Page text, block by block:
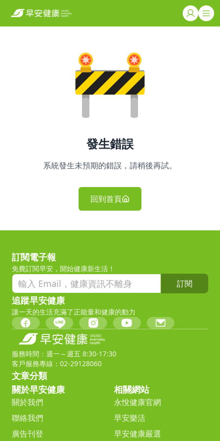
發生錯誤
系統發生未預期的錯誤，請稍後再試。
回到首頁
訂閱電子報
免費訂閱早安，開始健康新生活！
訂閱
追蹤早安健康
讓一天的生活充滿了正能量和健康的動力
服務時間：週一～週五 8:30-17:30
客戶服務專線：02-29128060
文章分類
關於早安健康
關於我們
聯絡我們
廣告刊登
相關網站
永悅健康官網
早安樂活
早安健康嚴選